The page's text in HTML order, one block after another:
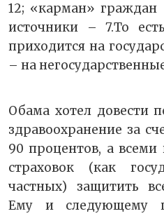
12; «карман» граждан
источники – 7.То
приходится на
– на
Обама хотел довести
здравоохранение за
90 процентов, а
страховок (как
частных) защитить
Ему и следующему